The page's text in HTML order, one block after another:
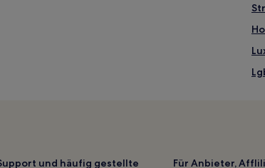
und häufig gestellte
Für Anbieter,